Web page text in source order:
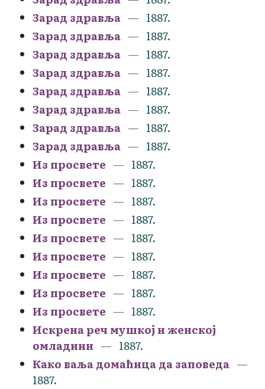
Зарад здравља
1887.
Зарад здравља
1887.
Зарад здравља
1887.
Зарад здравља
1887.
Зарад здравља
1887.
Зарад здравља
1887.
Зарад здравља
1887.
Зарад здравља
1887.
Из просвете
1887.
Из просвете
1887.
Из просвете
1887.
Из просвете
1887.
Из просвете
1887.
Из просвете
1887.
Из просвете
1887.
Из просвете
1887.
Из просвете
1887.
Искрена реч мушкој и женској
омладини
1887.
Како ваља домаћица да заповеда
1887.